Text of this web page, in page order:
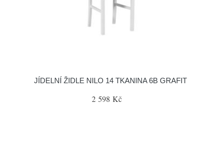
JÍDELNÍ ŽIDLE NILO 14 TKANINA 6B GRAFIT
2 598 Kč